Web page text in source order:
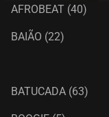
AFROBEAT (40)
BAIÃO (22)
BATUCADA (63)